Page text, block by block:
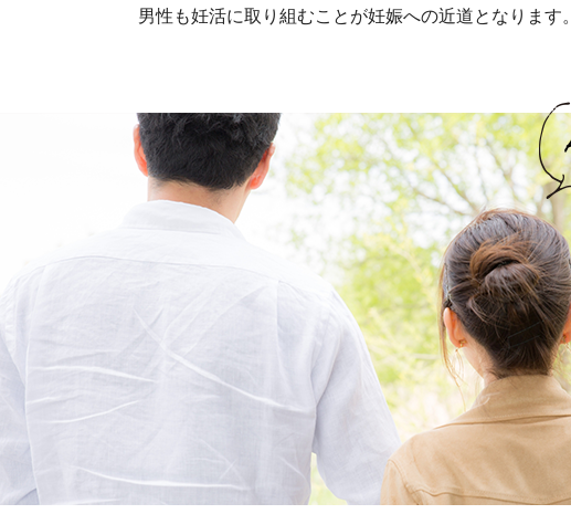
男性も妊活に取り組むことが妊娠への近道となります。